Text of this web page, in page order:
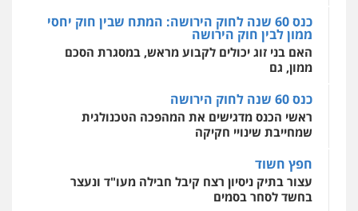
אסירים עבירות מין שירותים מקצועיים
לעורכי דין
0544500346
כנס 60 שנה לחוק הירושה: המתח שבין חוק יחסי
ממון לבין חוק הירושה
האם בני זוג יכולים לקבוע מראש, במסגרת הסכם
ממון, גם
כנס 60 שנה לחוק הירושה
ראשי הכנס מדגישים את המהפכה הטכנולגית
שמחייבת שינויי חקיקה
חפץ חשוד
עצור בתיק ניסיון רצח קיבל חבילה מעו"ד ונעצר
בחשד לסחר בסמים